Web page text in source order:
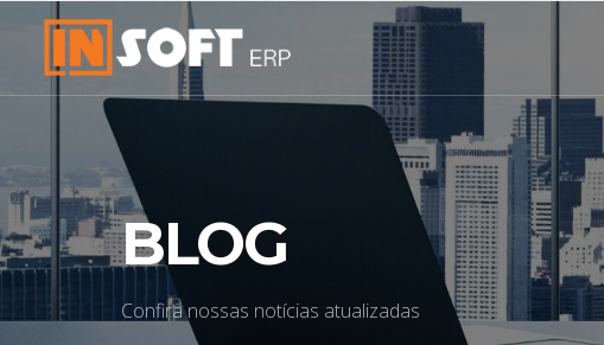
BLOG
Confira nossas notícias atualizadas